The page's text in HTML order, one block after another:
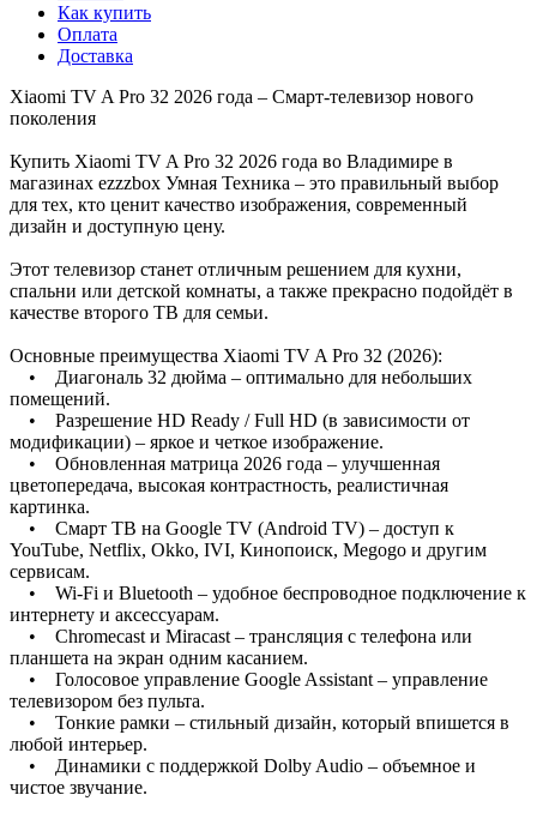
Как купить
Оплата
Доставка
Xiaomi TV A Pro 32 2026 года – Смарт-телевизор нового
поколения
Купить Xiaomi TV A Pro 32 2026 года во Владимире в
магазинах ezzzbox Умная Техника – это правильный выбор
для тех, кто ценит качество изображения, современный
дизайн и доступную цену.
Этот телевизор станет отличным решением для кухни,
спальни или детской комнаты, а также прекрасно подойдёт в
качестве второго ТВ для семьи.
Основные преимущества Xiaomi TV A Pro 32 (2026):
• Диагональ 32 дюйма – оптимально для небольших
помещений.
• Разрешение HD Ready / Full HD (в зависимости от
модификации) – яркое и четкое изображение.
• Обновленная матрица 2026 года – улучшенная
цветопередача, высокая контрастность, реалистичная
картинка.
• Смарт ТВ на Google TV (Android TV) – доступ к
YouTube, Netflix, Okko, IVI, Кинопоиск, Megogo и другим
сервисам.
• Wi-Fi и Bluetooth – удобное беспроводное подключение к
интернету и аксессуарам.
• Chromecast и Miracast – трансляция с телефона или
планшета на экран одним касанием.
• Голосовое управление Google Assistant – управление
телевизором без пульта.
• Тонкие рамки – стильный дизайн, который впишется в
любой интерьер.
• Динамики с поддержкой Dolby Audio – объемное и
чистое звучание.